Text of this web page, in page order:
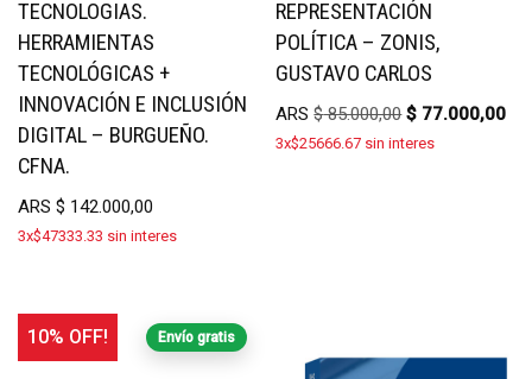
TECNOLOGIAS.
HERRAMIENTAS
TECNOLÓGICAS +
INNOVACIÓN E INCLUSIÓN
DIGITAL – BURGUEÑO.
CFNA.
ARS $ 142.000,00
3x$47333.33 sin interes
REPRESENTACIÓN
POLÍTICA – ZONIS,
GUSTAVO CARLOS
ARS$85.000,00 $ 77.000,00
3x$25666.67 sin interes
Envío gratis
10% OFF!